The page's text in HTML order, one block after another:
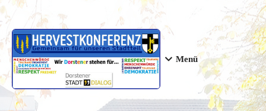
Menü